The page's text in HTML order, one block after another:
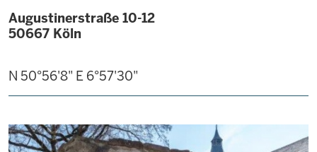
Augustinerstraße 10-12
50667 Köln
N 50°56'8" E 6°57'30"